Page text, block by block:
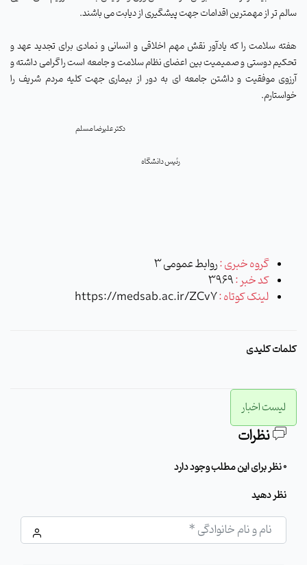
سالم تر از مهمترین اقدامات جهت پیشگیری از دیابت می باشند.
هفته سلامت را که یادآور نقش مهم اخلاقی و انسانی و نمادی برای تجدید عهد و
تحکیم دوستی و صمیمیت بین اعضای نظام سلامت و جامعه است را گرامی داشته و
آرزوی موفقیت و داشتن جامعه ای به دور از بیماری جهت کلیه مردم شریف را
خواستارم.
دکتر علیرضا مسلم
رئیس دانشگاه
گروه خبری :روابط عمومی 3
کد خبر :3969
لینک کوتاه :https://medsab.ac.ir/ZCv7
کلمات کلیدی
لیست اخبار
نظرات
0 نظر برای این مطلب وجود دارد
نظر دهید